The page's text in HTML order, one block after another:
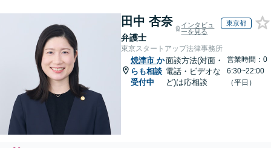
田中 杏奈
弁護士
インタビュ
ーを見る
東京都
東京スタートアップ法律事務所
焼津市 か
らも相談
受付中
面談方法(対面・
電話・ビデオな
ど)は応相談
営業時間：0
6:30~22:00
（平日）